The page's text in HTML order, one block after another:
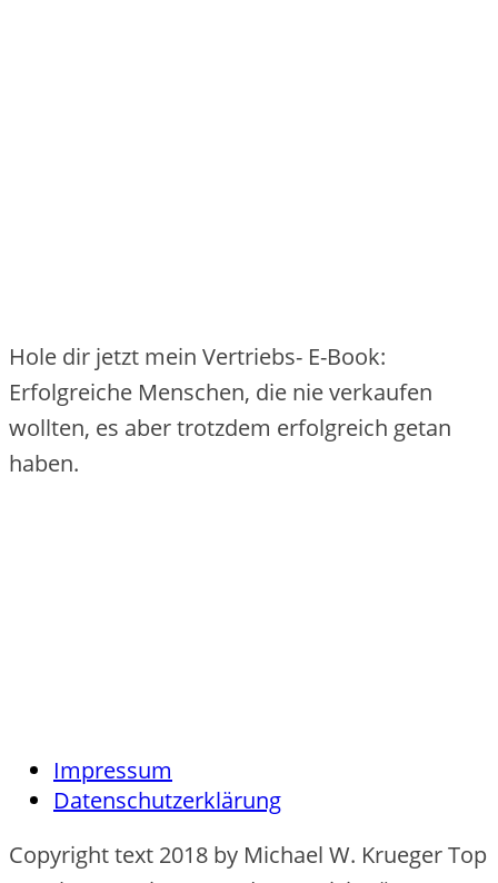
Hole dir jetzt mein Vertriebs- E-Book:
Erfolgreiche Menschen, die nie verkaufen
wollten, es aber trotzdem erfolgreich getan
haben.
Impressum
Datenschutzerklärung
Copyright text 2018 by Michael W. Krueger Top